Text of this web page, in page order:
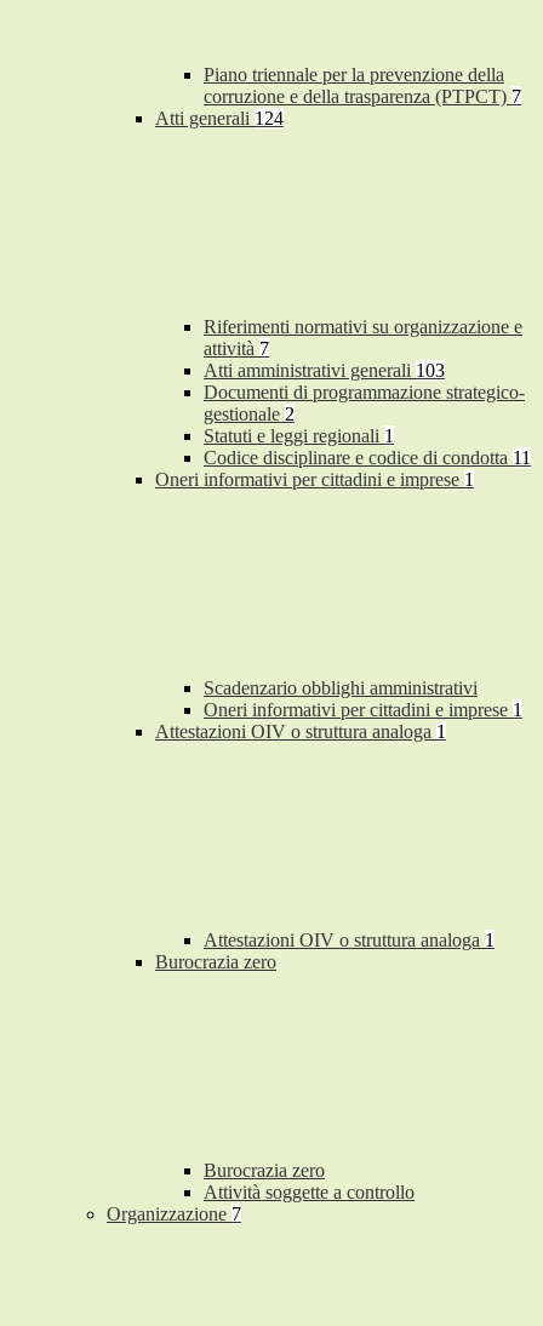
Piano triennale per la prevenzione della
corruzione e della trasparenza (PTPCT) 7
Atti generali 124
Riferimenti normativi su organizzazione e
attività 7
Atti amministrativi generali 103
Documenti di programmazione strategico-
gestionale 2
Statuti e leggi regionali 1
Codice disciplinare e codice di condotta 11
Oneri informativi per cittadini e imprese 1
Scadenzario obblighi amministrativi
Oneri informativi per cittadini e imprese 1
Attestazioni OIV o struttura analoga 1
Attestazioni OIV o struttura analoga 1
Burocrazia zero
Burocrazia zero
Attività soggette a controllo
Organizzazione 7